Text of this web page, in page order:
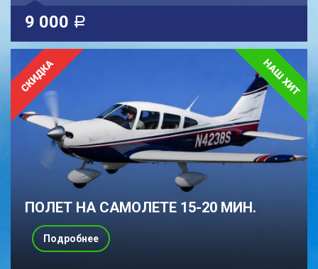
9 000 a
ПОЛЕТ НА САМОЛЕТЕ 15-20 МИН.
Подробнее